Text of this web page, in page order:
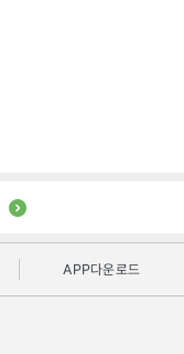
APP다운로드